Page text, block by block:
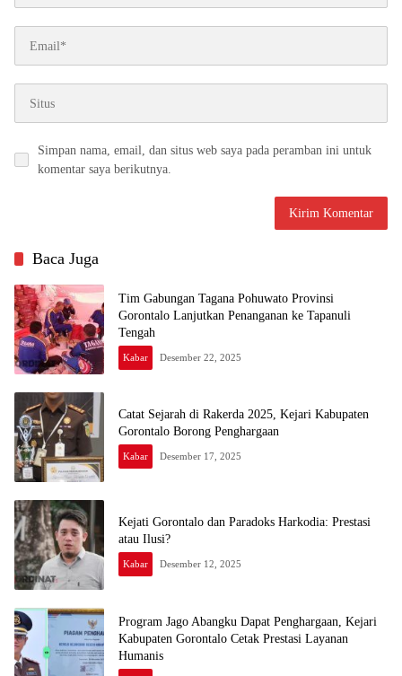
Simpan nama, email, dan situs web saya pada peramban ini untuk
komentar saya berikutnya.
Baca Juga
Tim Gabungan Tagana Pohuwato Provinsi
Gorontalo Lanjutkan Penanganan ke Tapanuli
Tengah
Kabar Desember 22, 2025
Catat Sejarah di Rakerda 2025, Kejari Kabupaten
Gorontalo Borong Penghargaan
Kabar Desember 17, 2025
Kejati Gorontalo dan Paradoks Harkodia: Prestasi
atau Ilusi?
Kabar Desember 12, 2025
Program Jago Abangku Dapat Penghargaan, Kejari
Kabupaten Gorontalo Cetak Prestasi Layanan
Humanis